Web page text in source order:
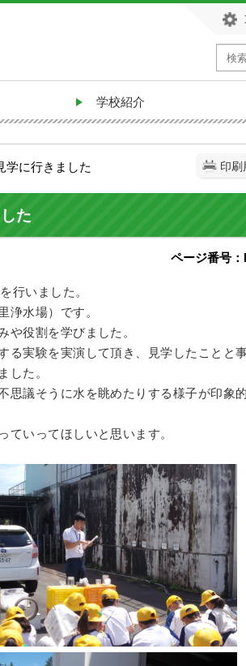
学校紹介
印刷
学に行きました
た
ページ番号：
行いました。
浄水場）です。
や役割を学びました。
る実験を実演して頂き、見学したことと
した。
思議そうに水を眺めたりする様子が印象
ていってほしいと思います。